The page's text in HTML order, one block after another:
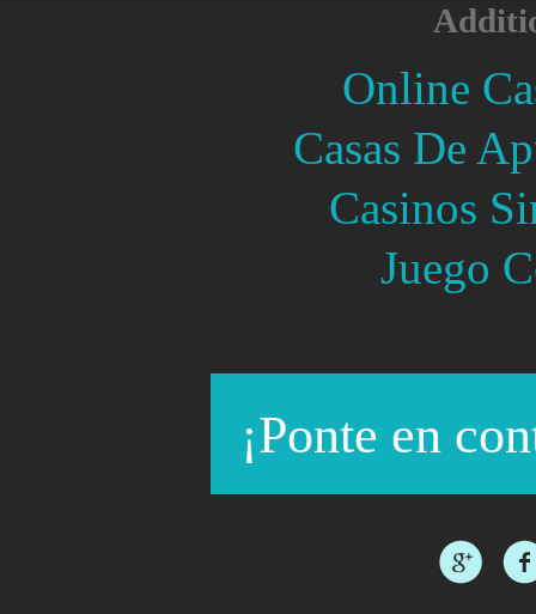
Online
Casas De
Casinos
Juego
¡Ponte en